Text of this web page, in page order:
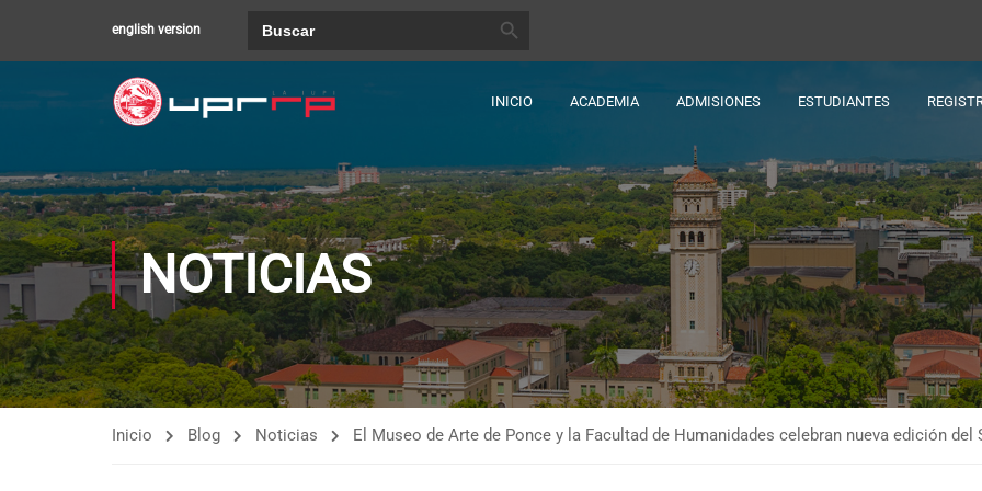
english version
INICIO ACADEMIA ADMISIONES ESTUDIANTES
NOTICIAS
Inicio Blog Noticias El Museo de Arte de Ponce y la Facultad de Humanidades celebran nueva edición